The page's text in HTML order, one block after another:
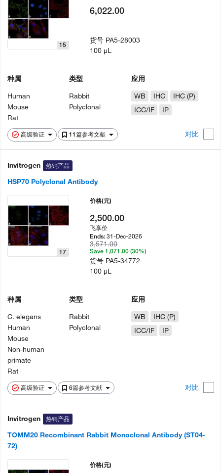
高级验证 11篇参考文献 对比
15
种属
Human
Mouse
Rat
类型
Rabbit
Polyclonal
应用
WB
IHC
IHC (P)
ICC/IF
IP
6,022.00
货号 PA5-28003
100 µL
Invitrogen 热销产品
HSP70 Polyclonal Antibody
高级验证 6篇参考文献 对比
17
种属
C. elegans
Human
Mouse
Non-human
primate
Rat
类型
Rabbit
Polyclonal
应用
WB
IHC (P)
ICC/IF
IP
价格(元)
2,500.00
飞享价
Ends:31-Dec-2026
3,571.00
Save 1,071.00 (30%)
货号 PA5-34772
100 µL
Invitrogen 热销产品
TOMM20 Recombinant Rabbit Monoclonal Antibody (ST04-
72)
价格(元)